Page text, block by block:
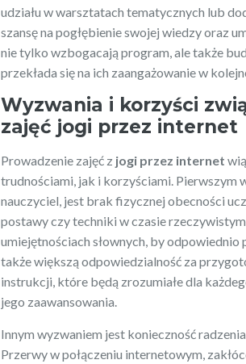
udziału w warsztatach tematycznych lub
szansę na pogłębienie swojej wiedzy oraz
nie tylko wzbogacają program, ale także
przekłada się na ich zaangażowanie w
Wyzwania i korzyści
zajęć jogi przez internet
Prowadzenie zajęć z jogi przez internet
trudnościami, jak i korzyściami. Pierwszym
nauczyciel, jest brak fizycznej obecności
postawy czy techniki w czasie
umiejętnościach słownych, by
także większą odpowiedzialność za
instrukcji, które będą zrozumiałe dla
jego zaawansowania.
Innym wyzwaniem jest konieczność
Przerwy w połączeniu internetowym,